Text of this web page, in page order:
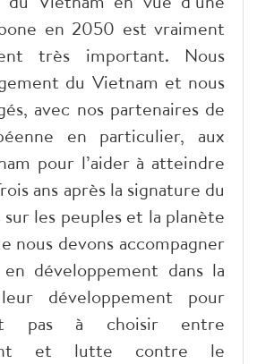
en 2050 est vraiment
très important. Nous
du Vietnam et nous
avec nos partenaires de
en particulier, aux
pour l’aider à atteindre
ans après la signature du
sur les peuples et la planète
nous devons accompagner
développement dans la
développement pour
pas à choisir entre
et lutte contre le